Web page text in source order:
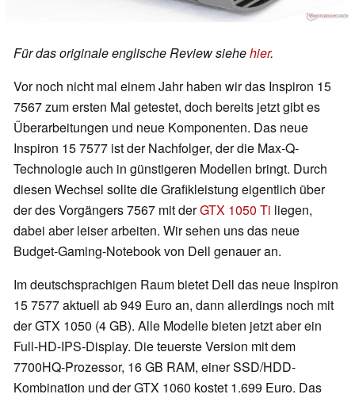
Für das originale englische Review siehehier.
Vor noch nicht mal einem Jahr haben wir das Inspiron 15
7567 zum ersten Mal getestet, doch bereits jetzt gibt es
Überarbeitungen und neue Komponenten. Das neue
Inspiron 15 7577 ist der Nachfolger, der die Max-Q-
Technologie auch in günstigeren Modellen bringt. Durch
diesen Wechsel sollte die Grafikleistung eigentlich über
der des Vorgängers 7567 mit derGTX 1050 Ti liegen,
dabei aber leiser arbeiten. Wir sehen uns das neue
Budget-Gaming-Notebook von Dell genauer an.
Im deutschsprachigen Raum bietet Dell das neue Inspiron
15 7577 aktuell ab 949 Euro an, dann allerdings noch mit
der GTX 1050 (4 GB). Alle Modelle bieten jetzt aber ein
Full-HD-IPS-Display. Die teuerste Version mit dem
7700HQ-Prozessor, 16 GB RAM, einer SSD/HDD-
Kombination und der GTX 1060 kostet 1.699 Euro. Das